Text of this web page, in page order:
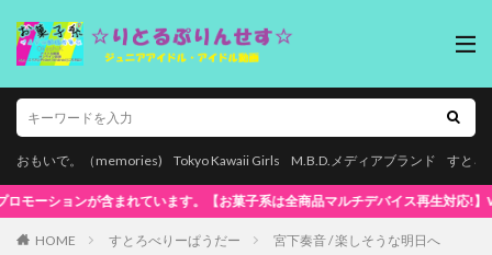
おもいで。（memories) Tokyo Kawaii Girls M.B.D.メディアブランド すとろ
ス再生対応!】WindowsOS、Mac、スマホ(iPhone / Android)、タブレットで
HOME すとろべりーぱうだー 宮下奏音 / 楽しそうな明日へ